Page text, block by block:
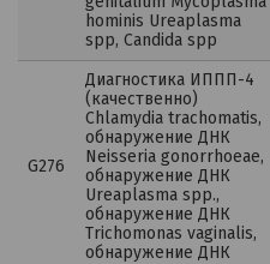
hominis Ureaplasma
spp, Candida spp
G276
Диагностика ИППП-4
(качественно)
Chlamydia trachomatis,
обнаружение ДНК
Neisseria gonorrhoeae,
обнаружение ДНК
Ureaplasma spp.,
обнаружение ДНК
Trichomonas vaginalis,
обнаружение ДНК